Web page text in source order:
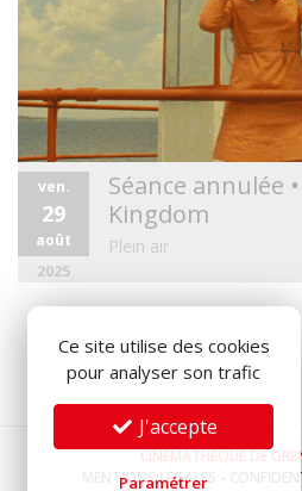
ven.
29
août
2025
Séance annulée
Kingdom
Plein air
CINÉMATHÈQUE DE
MENTIONS LÉGALES
Ce site utilise des cookies
pour analyser son trafic
J'accepte
Paramétrer